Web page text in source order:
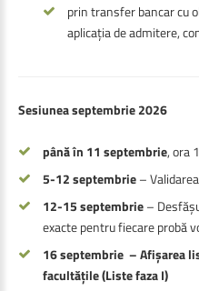
prin transfer bancar cu
aplicația de admitere,
Sesiunea septembrie 2026
până în 11 septembrie, ora
5-12 septembrie–
12-15 septembrie–
exacte pentru fiecare probă
16 septembrie – Afișarea
facultățile (Liste faza I)